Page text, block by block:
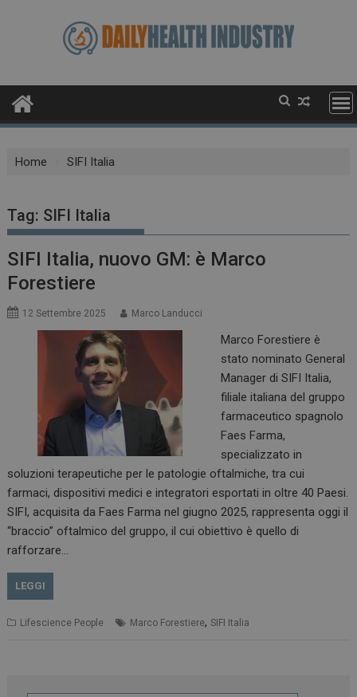
Home SIFI Italia
Tag: SIFI Italia
SIFI Italia, nuovo GM: è Marco
Forestiere
12 Settembre 2025 Marco Landucci
Marco Forestiere è
stato nominato General
Manager di SIFI Italia,
filiale italiana del gruppo
farmaceutico spagnolo
Faes Farma,
specializzato in
soluzioni terapeutiche per le patologie oftalmiche, tra cui
farmaci, dispositivi medici e integratori esportati in oltre 40 Paesi.
SIFI, acquisita da Faes Farma nel giugno 2025, rappresenta oggi il
“braccio” oftalmico del gruppo, il cui obiettivo è quello di
rafforzare…
LEGGI
Lifescience People Marco Forestiere,SIFI Italia